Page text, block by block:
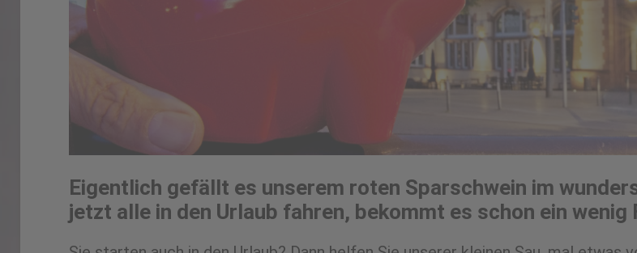
Eigentlich gefällt es unserem roten Sparschwein im
jetzt alle in den Urlaub fahren, bekommt es schon ein wenig